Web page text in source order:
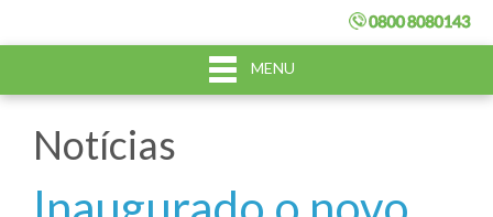
MENU
Notícias